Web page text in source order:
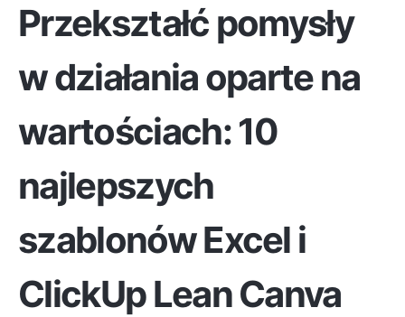
Przekształć pomysły
w działania oparte na
wartościach: 10
najlepszych
szablonów Excel i
ClickUp Lean Canva